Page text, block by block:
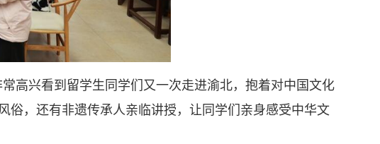
高兴看到留学生同学们又一次走进渝北，抱着对中国文化
俗，还有非遗传承人亲临讲授，让同学们亲身感受中华文